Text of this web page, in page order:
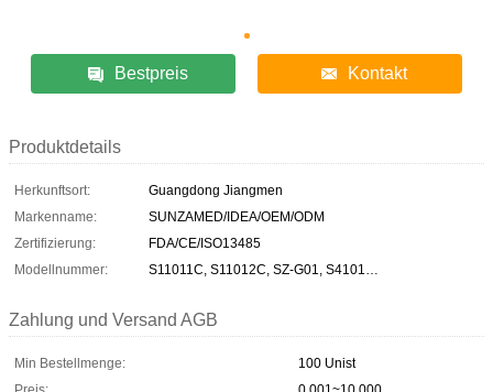
Bestpreis Kontakt
Produktdetails
Herkunftsort:
Guangdong Jiangmen
Markenname:
SUNZAMED/IDEA/OEM/ODM
Zertifizierung:
FDA/CE/ISO13485
Modellnummer:
S11011C, S11012C, SZ-G01, S4101…
Zahlung und Versand AGB
Min Bestellmenge:
100 Unist